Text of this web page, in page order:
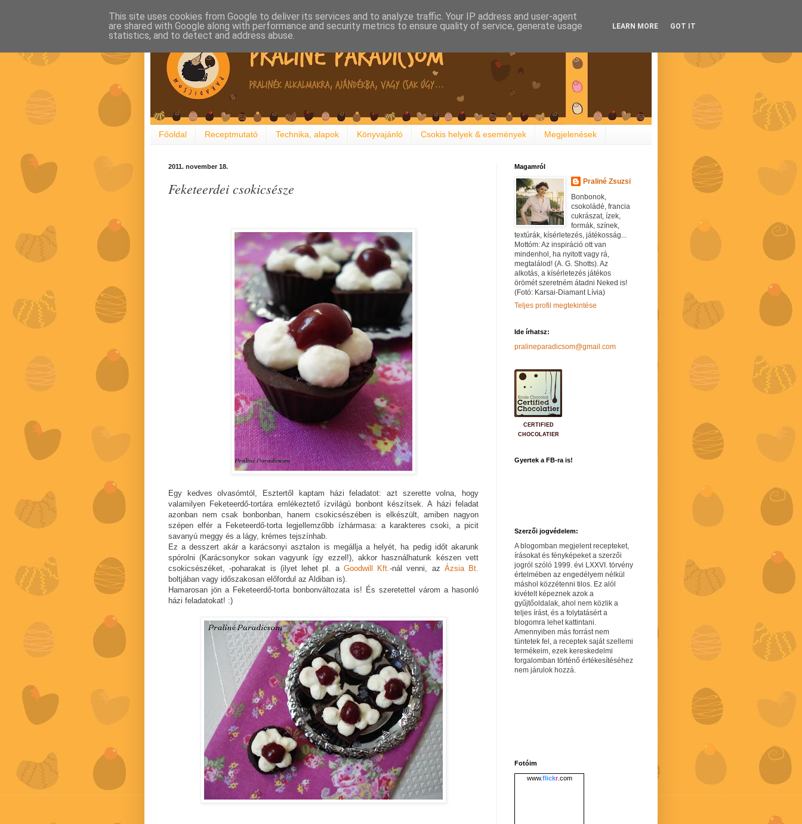
Főoldal Receptmutató Technika, alapok Könyvajánló Csokis helyek & események Megjelenések
2011. november 18.
Feketeerdei csokicsésze
Egy kedves olvasómtól, Esztertől kaptam házi feladatot: azt szerette volna, hogy
valamilyen Feketeerdő-tortára emlékeztető ízvilágú bonbont készítsek. A házi feladat
azonban nem csak bonbonban, hanem csokicsészében is elkészült, amiben nagyon
szépen elfér a Feketeerdő-torta legjellemzőbb ízhármasa: a karakteres csoki, a picit
savanyú meggy és a lágy, krémes tejszínhab.
Ez a desszert akár a karácsonyi asztalon is megállja a helyét, ha pedig időt akarunk
spórolni (Karácsonykor sokan vagyunk így ezzel!), akkor használhatunk készen vett
csokicsészéket, -poharakat is (ilyet lehet pl. a Goodwill Kft.-nál venni, az Ázsia Bt.
boltjában vagy időszakosan előfordul az Aldiban is).
Hamarosan jön a Feketeerdő-torta bonbonváltozata is! És szeretettel várom a hasonló
házi feladatokat! :)
Magamról
Praliné Zsuzsi
Bonbonok,
csokoládé, francia
cukrászat, ízek,
formák, színek,
textúrák, kísérletezés, játékosság...
Mottóm: Az inspiráció ott van
mindenhol, ha nyitott vagy rá,
megtalálod! (A. G. Shotts). Az
alkotás, a kísérletezés játékos
örömét szeretném átadni Neked is!
(Fotó: Karsai-Diamant Lívia)
Teljes profil megtekintése
Ide írhatsz:
pralineparadicsom@gmail.com
CERTIFIED
CHOCOLATIER
Gyertek a FB-ra is!
Szerzői jogvédelem:
A blogomban megjelent recepteket,
írásokat és fényképeket a szerzői
jogról szóló 1999. évi LXXVI. törvény
értelmében az engedélyem nélkül
máshol közzétenni tilos. Ez alól
kivételt képeznek azok a
gyűjtőoldalak, ahol nem közlik a
teljes írást, és a folytatásért a
blogomra lehet kattintani.
Amennyiben más forrást nem
tüntetek fel, a receptek saját szellemi
termékeim, ezek kereskedelmi
forgalomban történő értékesítéséhez
nem járulok hozzá.
Fotóim
www.flickr.com
This site uses cookies from Google to deliver its services and to analyze traffic. Your IP address and user-agent
are shared with Google along with performance and security metrics to ensure quality of service, generate usage
statistics, and to detect and address abuse.
LEARN MORE GOT IT